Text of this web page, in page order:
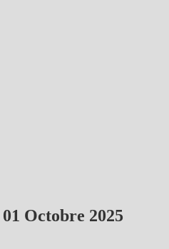
Octobre 2025